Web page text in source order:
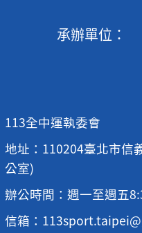
承辦單位：
113全中運執委會
地址：110204臺北市信
公室)
辦公時間：週一至週五
信箱：